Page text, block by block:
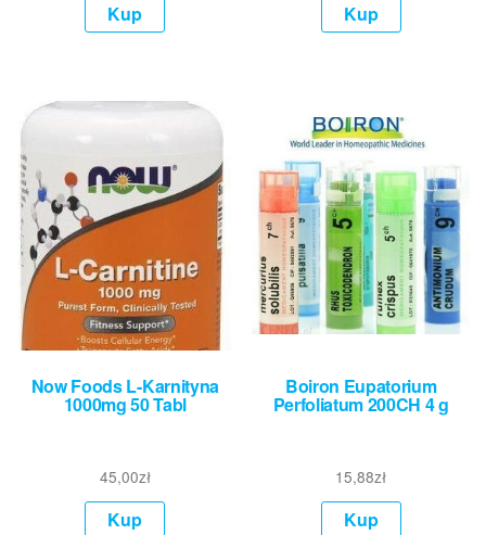
Kup Kup
Now Foods L-Karnityna
1000mg 50 Tabl
45,00zł
Kup
Boiron Eupatorium
Perfoliatum 200CH 4 g
15,88zł
Kup